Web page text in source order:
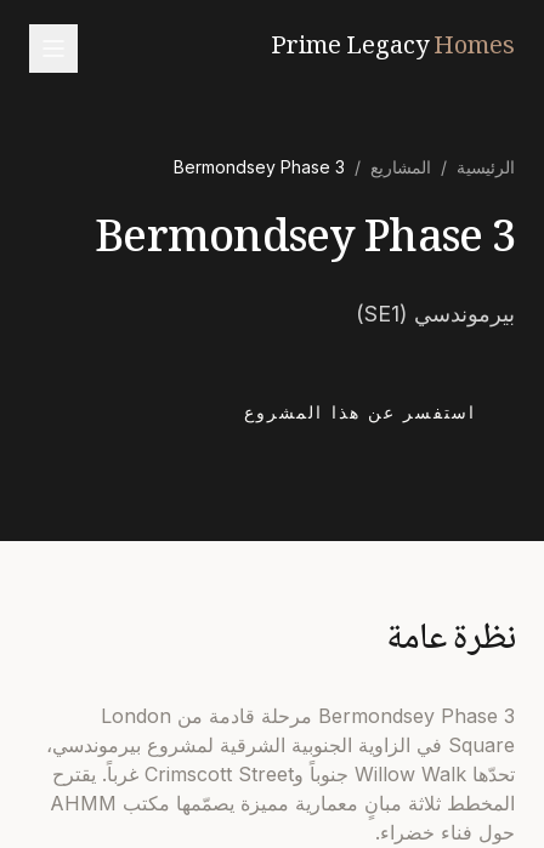
Prime LegacyHomes
الخدمات
المناطق
الرئيسية / المشاريع /
Bermondsey Phase 3
Bermondsey Phase 3
بيرموندسي (SE1)
استفسر عن هذا المشروع
نظرة عامة
Bermondsey Phase 3 مرحلة قادمة من London
Square في الزاوية الجنوبية الشرقية لمشروع بيرموندسي،
تحدّها Willow Walk جنوباً وCrimscott Street غرباً. يقترح
المخطط ثلاثة مبانٍ معمارية مميزة يصمّمها مكتب AHMM
حول فناء خضراء.